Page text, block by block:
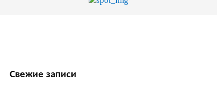
Свежие записи